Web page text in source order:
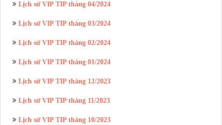
Lịch sử VIP TIP tháng 04/2024
Lịch sử VIP TIP tháng 03/2024
Lịch sử VIP TIP tháng 02/2024
Lịch sử VIP TIP tháng 01/2024
Lịch sử VIP TIP tháng 12/2023
Lịch sử VIP TIP tháng 11/2023
Lịch sử VIP TIP tháng 10/2023